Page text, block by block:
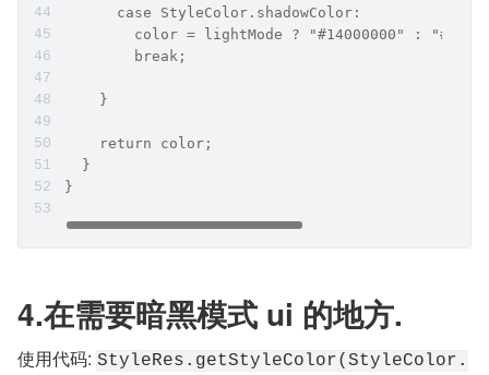
      case StyleColor.shadowColor:
color = lightMode ? "#14000000" :
        break;
    }
    return color;
  }
}
4.在需要暗黑模式 ui 的地方.
使用代码: StyleRes.getStyleColor(StyleColor.